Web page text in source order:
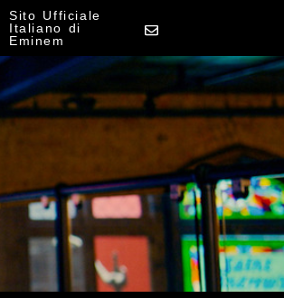
Sito Ufficiale
Italiano di
Eminem